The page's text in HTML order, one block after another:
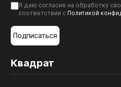
Квадрат
Я даю согласие на обработку
соответствии с Политикой
Подписаться